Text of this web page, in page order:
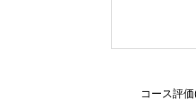
コース評価